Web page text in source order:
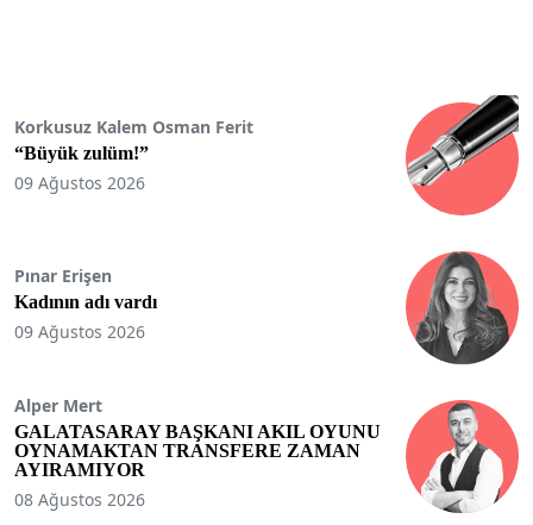
Korkusuz Kalem Osman Ferit
“Büyük zulüm!”
09 Ağustos 2026
Pınar Erişen
Kadının adı vardı
09 Ağustos 2026
Alper Mert
GALATASARAY BAŞKANI AKIL OYUNU
OYNAMAKTAN TRANSFERE ZAMAN
AYIRAMIYOR
08 Ağustos 2026